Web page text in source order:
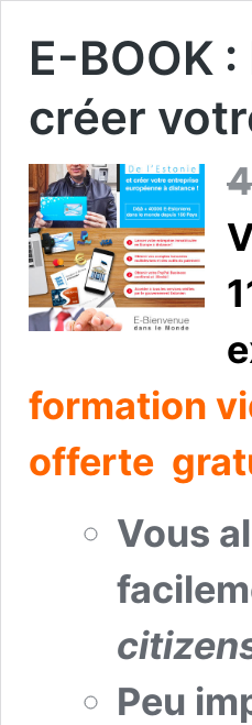
E-BOOK
créer
formation
offerte
Vous
Peu